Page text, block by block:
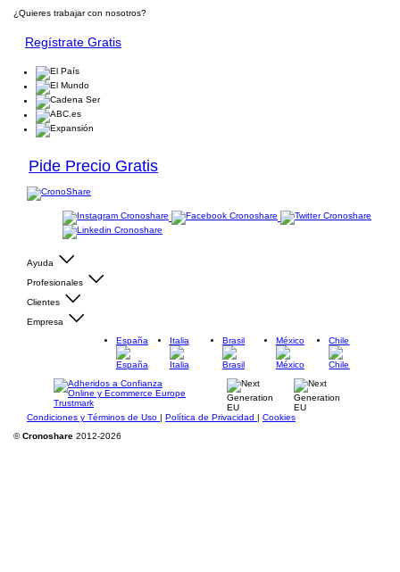
¿Quieres trabajar con nosotros?
Regístrate Gratis
Pide Precio Gratis
Ayuda
Profesionales
Clientes
Empresa
España
Italia Brasil México Chile
Condiciones y Términos de Uso | Política de Privacidad | Cookies
©Cronoshare 2012-2026